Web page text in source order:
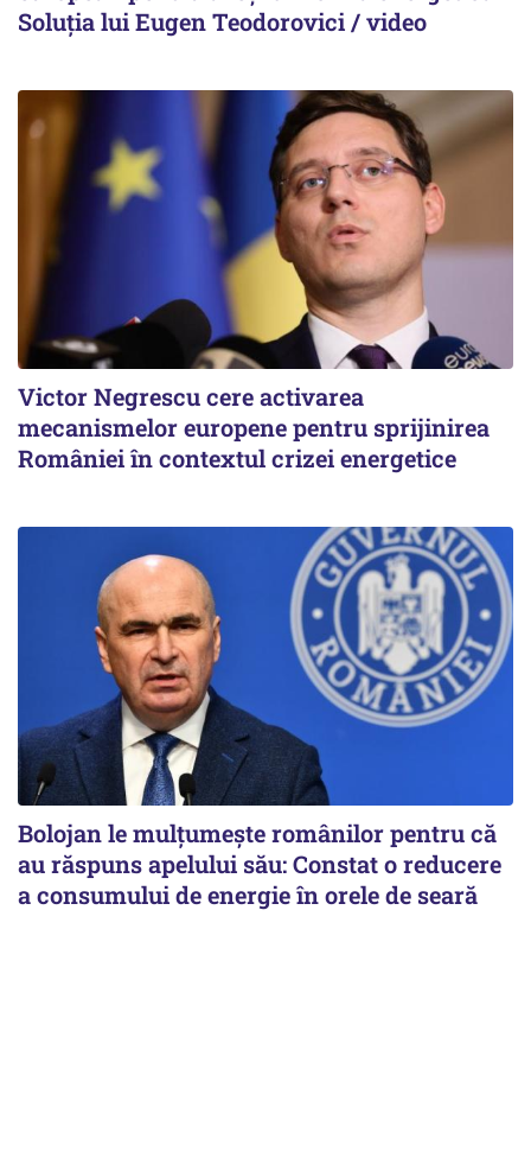
Soluția lui Eugen Teodorovici / video
Victor Negrescu cere activarea
mecanismelor europene pentru sprijinirea
României în contextul crizei energetice
Bolojan le mulțumește românilor pentru că
au răspuns apelului său: Constat o reducere
a consumului de energie în orele de seară